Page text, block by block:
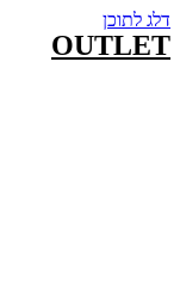
דלג לתוכן
OUTLET